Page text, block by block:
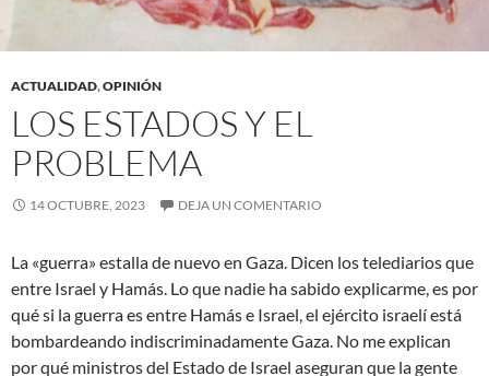
ACTUALIDAD,OPINIÓN
LOS ESTADOS Y EL
PROBLEMA
14 OCTUBRE, 2023 DEJA UN COMENTARIO
La «guerra» estalla de nuevo en Gaza. Dicen los telediarios que
entre Israel y Hamás. Lo que nadie ha sabido explicarme, es por
qué si la guerra es entre Hamás e Israel, el ejército israelí está
bombardeando indiscriminadamente Gaza. No me explican
por qué ministros del Estado de Israel aseguran que la gente